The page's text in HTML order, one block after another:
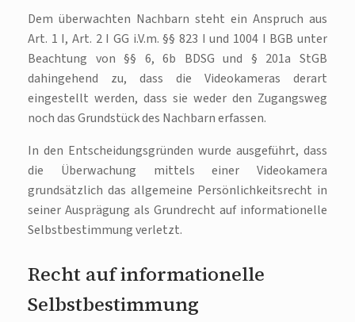
Dem überwachten Nachbarn steht ein Anspruch aus
Art. 1 I, Art. 2 I GG i.V.m. §§ 823 I und 1004 I BGB unter
Beachtung von §§ 6, 6b BDSG und § 201a StGB
dahingehend zu, dass die Videokameras derart
eingestellt werden, dass sie weder den Zugangsweg
noch das Grundstück des Nachbarn erfassen.
In den Entscheidungsgründen wurde ausgeführt, dass
die Überwachung mittels einer Videokamera
grundsätzlich das allgemeine Persönlichkeitsrecht in
seiner Ausprägung als Grundrecht auf informationelle
Selbstbestimmung verletzt.
Recht auf informationelle
Selbstbestimmung